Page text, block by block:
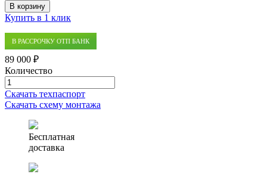
В корзину
Купить в 1 клик
В РАССРОЧКУ ОТП БАНК
89 000 ₽
Количество
Количество
товара
Септик
Профи
Скачать техпаспорт
Скачать схему монтажа
Бесплатная
доставка